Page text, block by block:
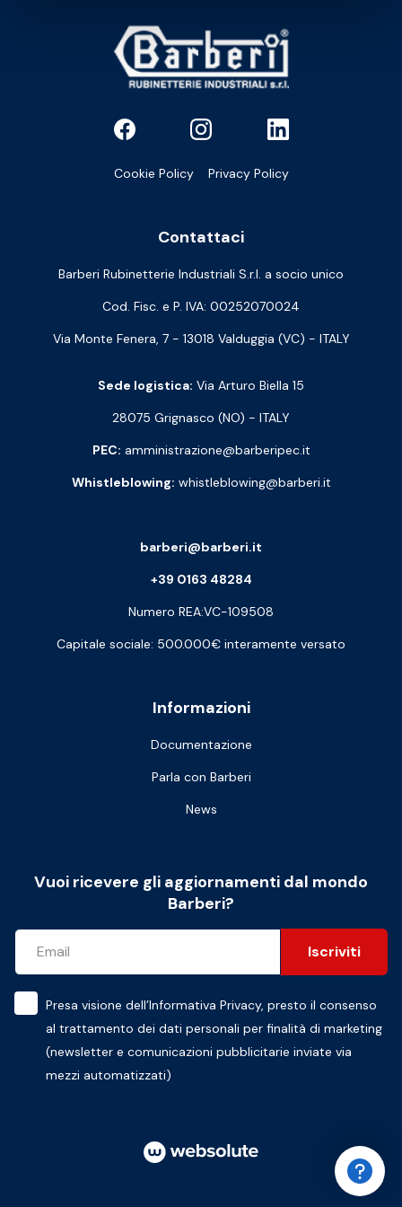
Cookie Policy Privacy Policy
Contattaci
Barberi Rubinetterie Industriali S.r.l. a socio unico
Cod. Fisc. e P. IVA: 00252070024
Via Monte Fenera, 7 - 13018 Valduggia (VC) - ITALY
Sede logistica: Via Arturo Biella 15
28075 Grignasco (NO) - ITALY
PEC: amministrazione@barberipec.it
Whistleblowing: whistleblowing@barberi.it
Informazioni
Documentazione
Parla con Barberi
News
barberi@barberi.it
+39 0163 48284
Numero REA:VC-109508
Capitale sociale: 500.000€ interamente versato
Vuoi ricevere gli aggiornamenti dal mondo
Barberi?
Iscriviti
Presa visione dell’Informativa Privacy, presto il consenso
al trattamento dei dati personali per finalità di marketing
(newsletter e comunicazioni pubblicitarie inviate via
mezzi automatizzati)